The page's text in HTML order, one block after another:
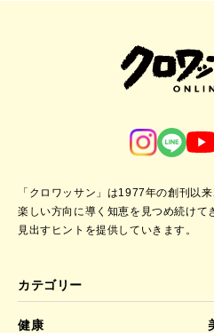
「クロワッサン」は1977年の創刊以
楽しい方向に導く知恵を見つめ続けて
見出すヒントを提供していきます。
カテゴリー
健康